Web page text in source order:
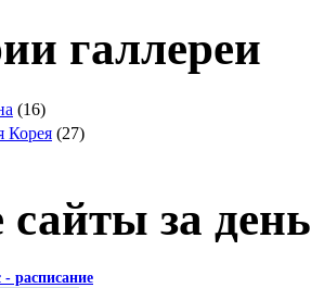
галлереи
(16)
(27)
за день
- расписание